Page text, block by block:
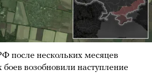
после нескольких месяцев
возобновили наступление